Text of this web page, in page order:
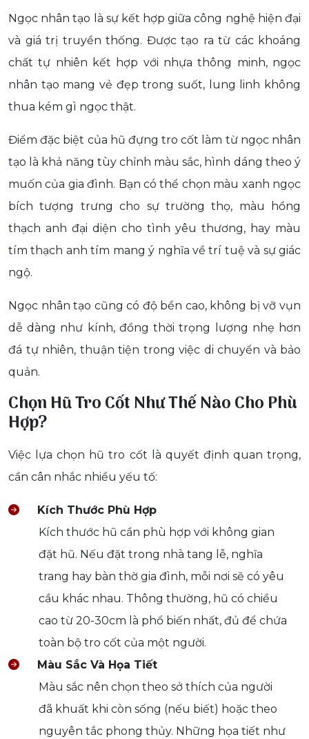
Ngọc nhân tạo là sự kết hợp giữa công nghệ hiện đại
và giá trị truyền thống. Được tạo ra từ các khoáng
chất tự nhiên kết hợp với nhựa thông minh, ngọc
nhân tạo mang vẻ đẹp trong suốt, lung linh không
thua kém gì ngọc thật.
Điểm đặc biệt của hũ đựng tro cốt làm từ ngọc nhân
tạo là khả năng tùy chỉnh màu sắc, hình dáng theo ý
muốn của gia đình. Bạn có thể chọn màu xanh ngọc
bích tượng trưng cho sự trường thọ, màu hồng
thạch anh đại diện cho tình yêu thương, hay màu
tím thạch anh tím mang ý nghĩa về trí tuệ và sự giác
ngộ.
Ngọc nhân tạo cũng có độ bền cao, không bị vỡ vụn
dễ dàng như kính, đồng thời trọng lượng nhẹ hơn
đá tự nhiên, thuận tiện trong việc di chuyển và bảo
quản.
Chọn Hũ Tro Cốt Như Thế Nào Cho Phù
Hợp?
Việc lựa chọn hũ tro cốt là quyết định quan trọng,
cần cân nhắc nhiều yếu tố:
Kích Thước Phù Hợp
Kích thước hũ cần phù hợp với không gian
đặt hũ. Nếu đặt trong nhà tang lễ, nghĩa
trang hay bàn thờ gia đình, mỗi nơi sẽ có yêu
cầu khác nhau. Thông thường, hũ có chiều
cao từ 20-30cm là phổ biến nhất, đủ để chứa
toàn bộ tro cốt của một người.
Màu Sắc Và Họa Tiết
Màu sắc nên chọn theo sở thích của người
đã khuất khi còn sống (nếu biết) hoặc theo
nguyên tắc phong thủy. Những họa tiết như